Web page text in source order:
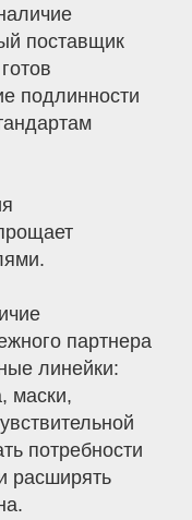
поставщик
подлинности
партнера
линейки:
маски,
потребности
расширять